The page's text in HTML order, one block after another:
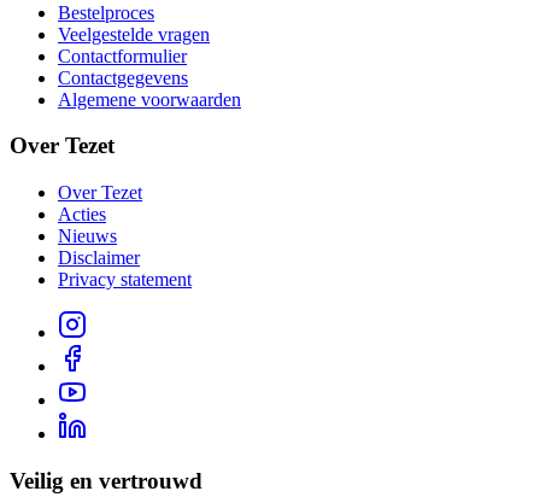
Bestelproces
Veelgestelde vragen
Contactformulier
Contactgegevens
Algemene voorwaarden
Over Tezet
Over Tezet
Acties
Nieuws
Disclaimer
Privacy statement
Veilig en vertrouwd